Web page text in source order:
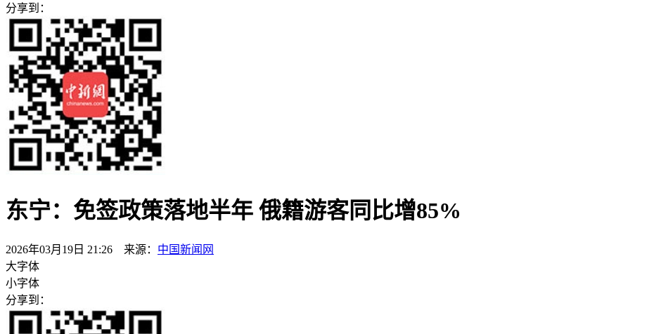
分享到：
东宁：免签政策落地半年 俄籍游客同比增85%
2026年03月19日 21:26 来源： 中国新闻网
大字体
小字体
分享到：